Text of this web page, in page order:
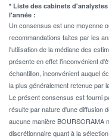
* Liste des cabinets
l'année :
Un consensus est une moyenne
recommandations faites par les
l'utilisation de la médiane des
présente en effet l'inconvénient
échantillon, inconvénient auquel
la plus généralement retenue par
Le présent consensus est fourni
résulte par nature d'une diffusion
aucune manière BOURSORAMA
discrétionnaire quant à la